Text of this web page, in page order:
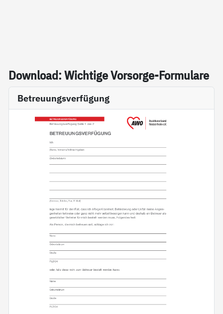
Down­load: Wich­ti­ge Vor­sor­ge-For­mu­la­re
Betreuungsverfügung